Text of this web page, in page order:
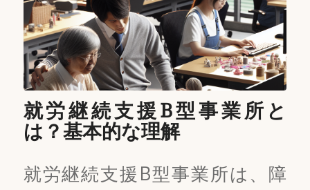
就労継続支援B型事業所と
は？基本的な理解
就労継続支援B型事業所は、障